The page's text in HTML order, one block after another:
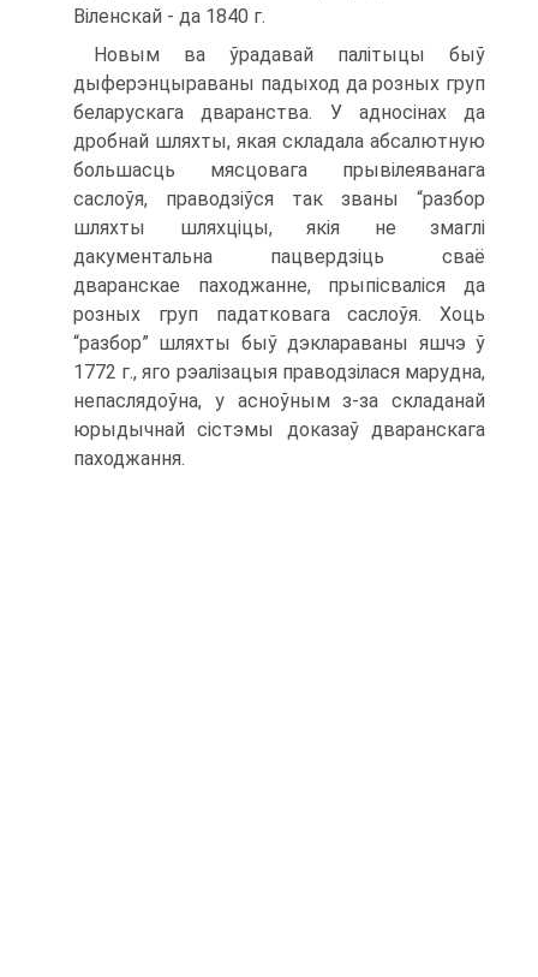
Віленскай - да 1840 г.
Новым ва ўрадавай палітыцы быў
дыферэнцыраваны падыход да розных груп
беларускага дваранства. У адносінах да
дробнай шляхты, якая складала абсалютную
большасць мясцовага прывілеяванага
саслоўя, праводзіўся так званы “разбор
шляхты шляхціцы, якія не змаглі
дакументальна пацвердзіць сваё
дваранскае паходжанне, прыпісваліся да
розных груп падатковага саслоўя. Хоць
“разбор” шляхты быў дэклараваны яшчэ ў
1772 г., яго рэалізацыя праводзілася марудна,
непаслядоўна, у асноўным з-за складанай
юрыдычнай сістэмы доказаў дваранскага
паходжання.